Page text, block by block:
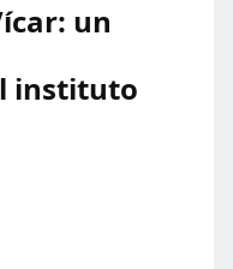
un
instituto